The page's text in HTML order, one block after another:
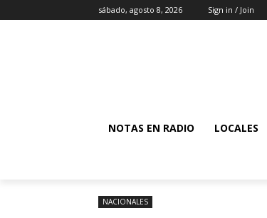
sábado, agosto 8, 2026 Sign in / Join
NOTAS EN RADIO LOCALES
NACIONALES